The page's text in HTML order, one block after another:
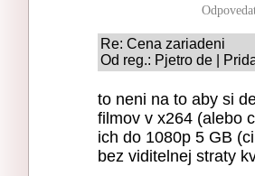
Re: Cena zariadeni
Od reg.: Pjetro de |
to neni na to aby si
filmov v x264 (alebo
ich do 1080p 5 GB
bez viditelnej straty